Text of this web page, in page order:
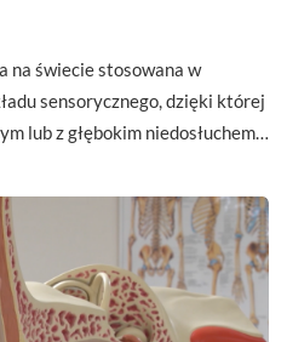
na świecie stosowana w
sensorycznego, dzięki której
lub z głębokim niedosłuchem…